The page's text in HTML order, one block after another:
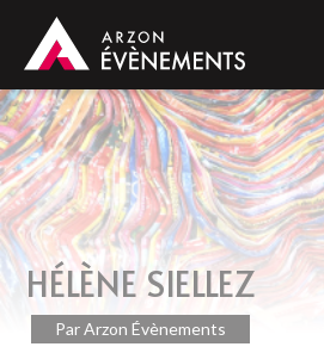
contenu
principal
HÉLÈNE SIELLEZ
Par Arzon Évènements